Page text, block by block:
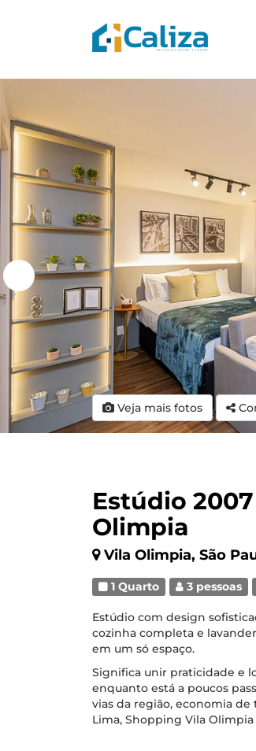
Veja mais fotos
Estúdio
Olimpia
Vila Olimpia, São
1 Quarto 3 pessoas
Estúdio com design
cozinha completa e
em um só espaço.
Significa unir praticidade e
enquanto está a poucos
vias da região, economia
Lima, Shopping Vila